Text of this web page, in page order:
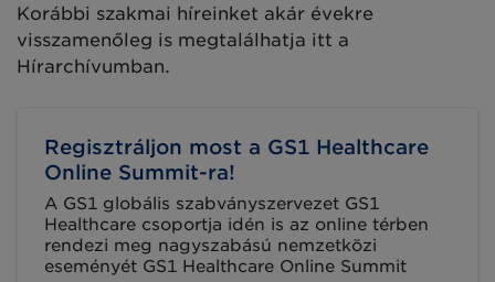
Korábbi szakmai híreinket akár évekre
visszamenőleg is megtalálhatja itt a
Hírarchívumban.
Regisztráljon most a GS1 Healthcare
Online Summit-ra!
A GS1 globális szabványszervezet GS1
Healthcare csoportja idén is az online térben
rendezi meg nagyszabású nemzetközi
eseményét GS1 Healthcare Online Summit